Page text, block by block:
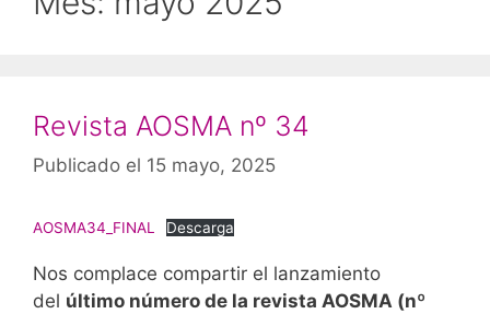
Revista AOSMA nº 34
Publicado el 15 mayo, 2025
AOSMA34_FINAL Descarga
Nos complace compartir el lanzamiento
del último número de la revista AOSMA (nº